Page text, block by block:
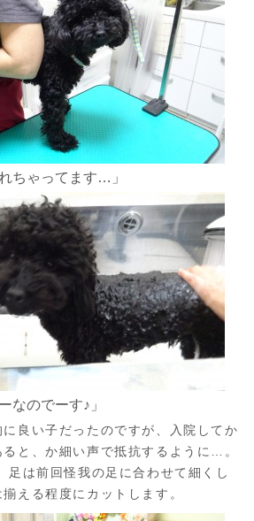
ちゃってます…」
なのでーす♪」
に良い子だったのですが、入院してか
と、か細い声で抵抗するように…。
足は前回怪我の足に合わせて細くし
える程度にカットします。